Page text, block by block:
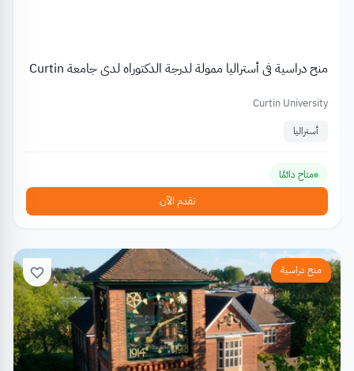
منح دراسية في أستراليا ممولة لدرجة الدكتوراه لدى جامعة Curtin
Curtin University
أستراليا
متاح دائمًا
تقدم الآن
منح دراسية